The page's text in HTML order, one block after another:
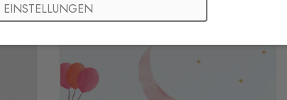
EINSTELLUNGEN